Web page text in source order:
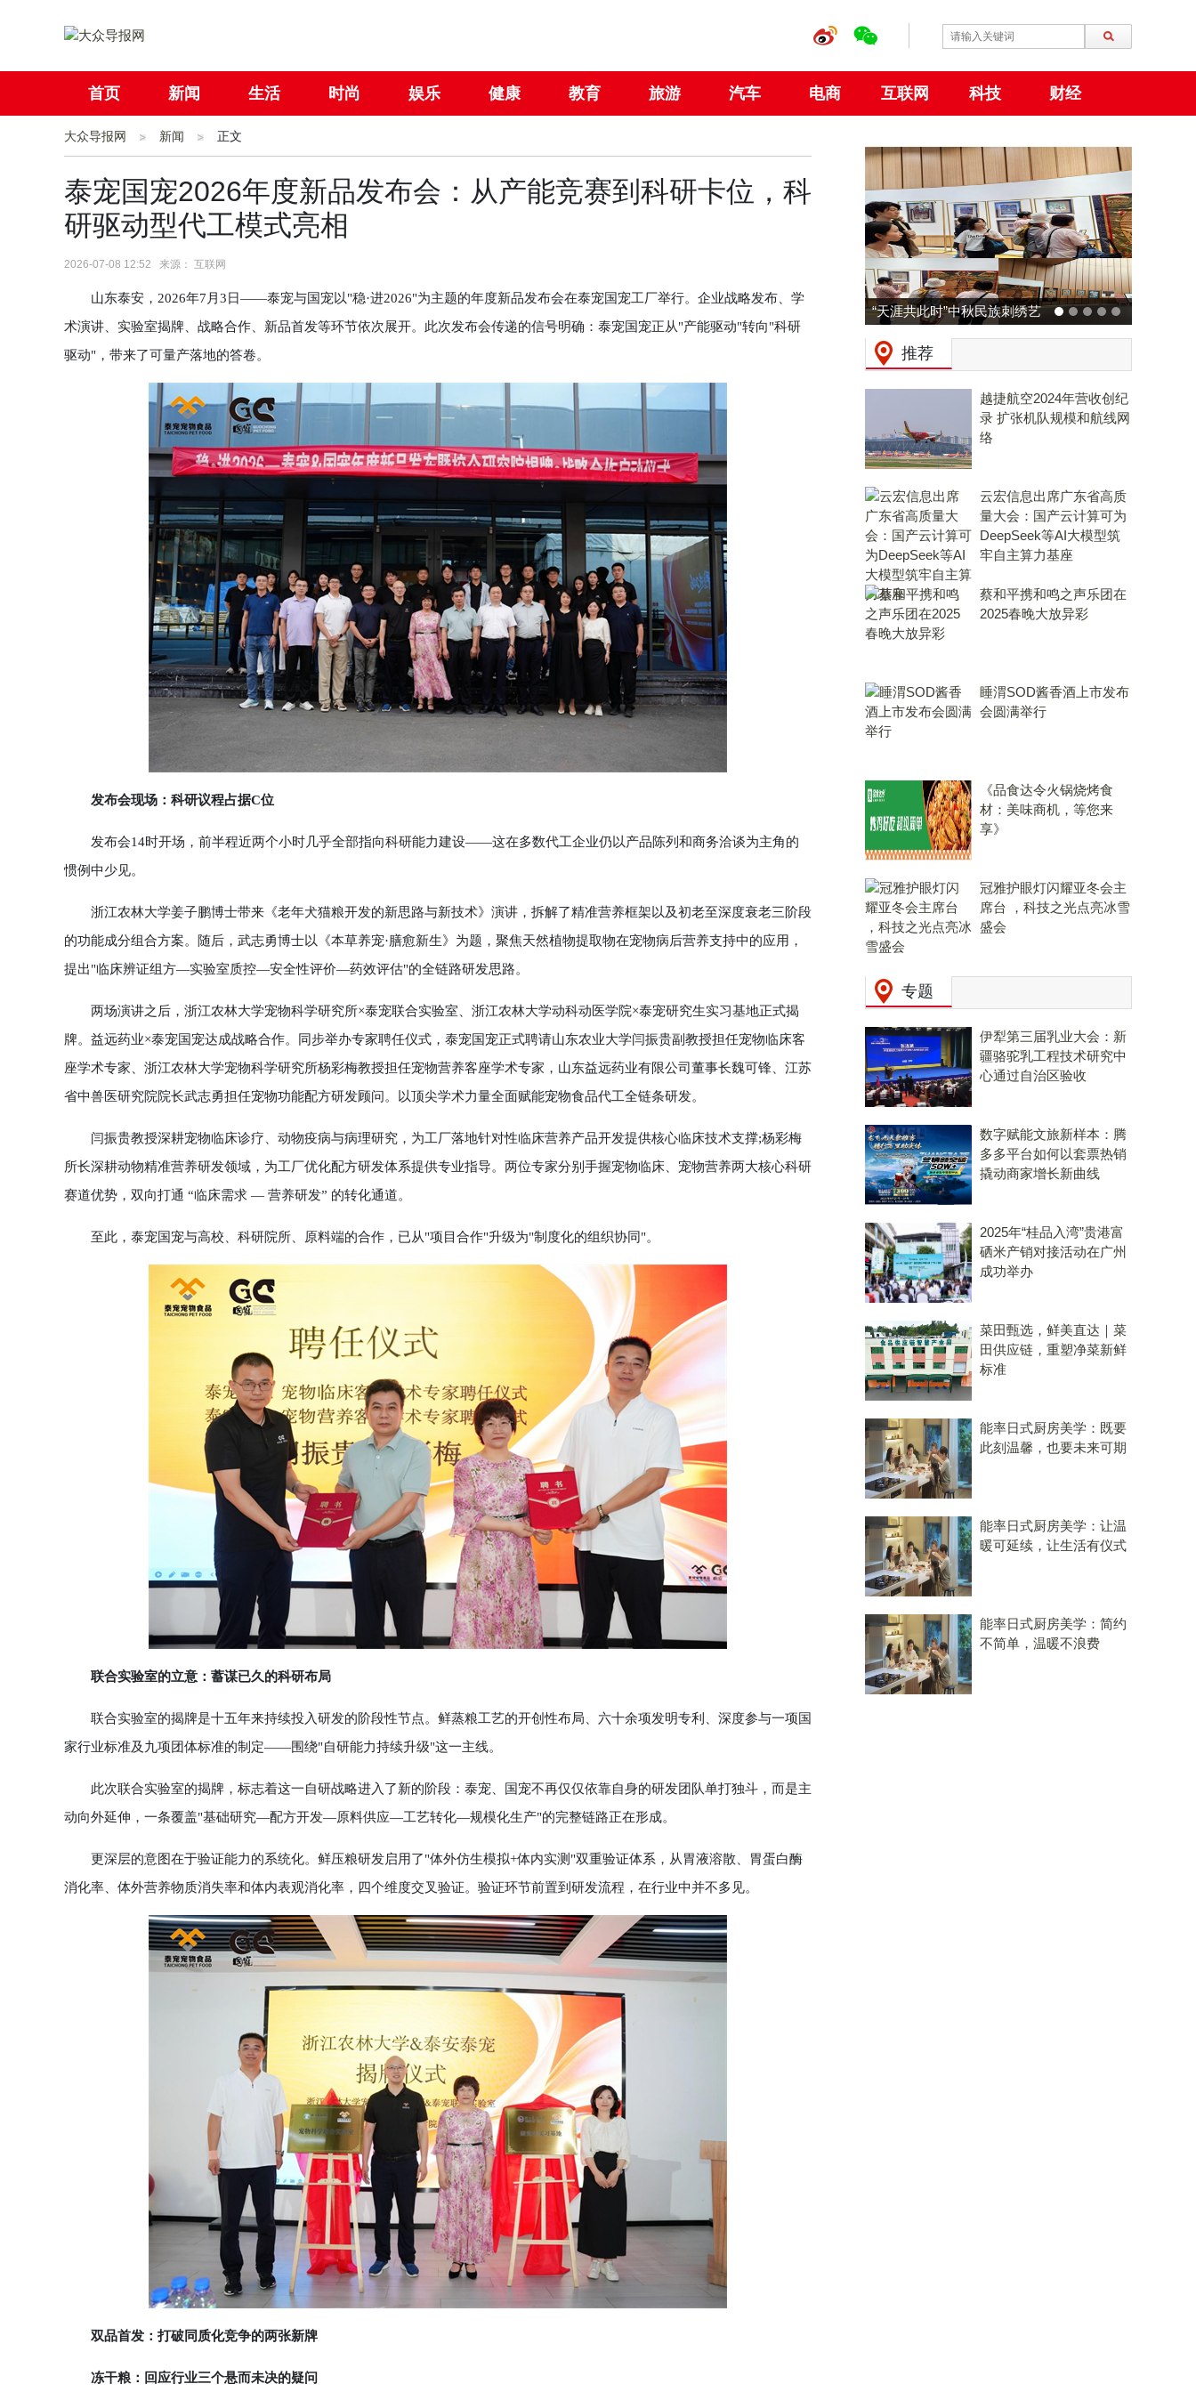
首页 新闻 生活 时尚 娱乐 健康 教育 旅游 汽车 电商 互联网 科技 财经
社会 国际
大众导报网 新闻 正文
泰宠国宠2026年度新品发布会：从产能竞赛到科研卡位，科
研驱动型代工模式亮相
2026-07-08 12:52 来源： 互联网
山东泰安，2026年7月3日——泰宠与国宠以"稳·进2026"为主题的年度新品发布会在泰宠国宠工厂举行。企业战略发布、学
术演讲、实验室揭牌、战略合作、新品首发等环节依次展开。此次发布会传递的信号明确：泰宠国宠正从"产能驱动"转向"科研
驱动"，带来了可量产落地的答卷。
发布会现场：科研议程占据C位
发布会14时开场，前半程近两个小时几乎全部指向科研能力建设——这在多数代工企业仍以产品陈列和商务洽谈为主角的
惯例中少见。
浙江农林大学姜子鹏博士带来《老年犬猫粮开发的新思路与新技术》演讲，拆解了精准营养框架以及初老至深度衰老三阶段
的功能成分组合方案。随后，武志勇博士以《本草养宠·膳愈新生》为题，聚焦天然植物提取物在宠物病后营养支持中的应用，
提出"临床辨证组方—实验室质控—安全性评价—药效评估"的全链路研发思路。
两场演讲之后，浙江农林大学宠物科学研究所×泰宠联合实验室、浙江农林大学动科动医学院×泰宠研究生实习基地正式揭
牌。益远药业×泰宠国宠达成战略合作。同步举办专家聘任仪式，泰宠国宠正式聘请山东农业大学闫振贵副教授担任宠物临床客
座学术专家、浙江农林大学宠物科学研究所杨彩梅教授担任宠物营养客座学术专家，山东益远药业有限公司董事长魏可锋、江苏
省中兽医研究院院长武志勇担任宠物功能配方研发顾问。以顶尖学术力量全面赋能宠物食品代工全链条研发。
闫振贵教授深耕宠物临床诊疗、动物疫病与病理研究，为工厂落地针对性临床营养产品开发提供核心临床技术支撑;杨彩梅
所长深耕动物精准营养研发领域，为工厂优化配方研发体系提供专业指导。两位专家分别手握宠物临床、宠物营养两大核心科研
赛道优势，双向打通 “临床需求 — 营养研发” 的转化通道。
至此，泰宠国宠与高校、科研院所、原料端的合作，已从"项目合作"升级为"制度化的组织协同"。
联合实验室的立意：蓄谋已久的科研布局
联合实验室的揭牌是十五年来持续投入研发的阶段性节点。鲜蒸粮工艺的开创性布局、六十余项发明专利、深度参与一项国
家行业标准及九项团体标准的制定——围绕"自研能力持续升级"这一主线。
此次联合实验室的揭牌，标志着这一自研战略进入了新的阶段：泰宠、国宠不再仅仅依靠自身的研发团队单打独斗，而是主
动向外延伸，一条覆盖"基础研究—配方开发—原料供应—工艺转化—规模化生产"的完整链路正在形成。
更深层的意图在于验证能力的系统化。鲜压粮研发启用了"体外仿生模拟+体内实测"双重验证体系，从胃液溶散、胃蛋白酶
消化率、体外营养物质消失率和体内表观消化率，四个维度交叉验证。验证环节前置到研发流程，在行业中并不多见。
双品首发：打破同质化竞争的两张新牌
冻干粮：回应行业三个悬而未决的疑问
动力火车 × 广州草莓音乐节
预热：拒绝压力，和Z时代一
起现场「干翻老板」！
推荐
越捷航空2024年营收创纪
录 扩张机队规模和航线网
络
云宏信息出席广东省高质
量大会：国产云计算可为
DeepSeek等AI大模型筑
牢自主算力基座
蔡和平携和鸣之声乐团在
2025春晚大放异彩
睡渭SOD酱香酒上市发布
会圆满举行
《品食达令火锅烧烤食
材：美味商机，等您来
享》
冠雅护眼灯闪耀亚冬会主
席台 ，科技之光点亮冰雪
盛会
专题
伊犁第三届乳业大会：新
疆骆驼乳工程技术研究中
心通过自治区验收
数字赋能文旅新样本：腾
多多平台如何以套票热销
撬动商家增长新曲线
2025年“桂品入湾”贵港富
硒米产销对接活动在广州
成功举办
菜田甄选，鲜美直达｜菜
田供应链，重塑净菜新鲜
标准
能率日式厨房美学：既要
此刻温馨，也要未来可期
能率日式厨房美学：让温
暖可延续，让生活有仪式
能率日式厨房美学：简约
不简单，温暖不浪费